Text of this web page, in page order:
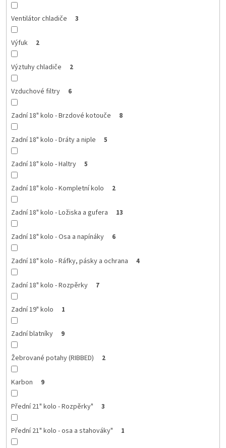
Ventilátor chladiče 3
Výfuk 2
Výztuhy chladiče 2
Vzduchové filtry 6
Zadní 18" kolo - Brzdové kotouče 8
Zadní 18" kolo - Dráty a niple 5
Zadní 18" kolo - Haltry 5
Zadní 18" kolo - Kompletní kolo 2
Zadní 18" kolo - Ložiska a gufera 13
Zadní 18" kolo - Osa a napínáky 6
Zadní 18" kolo - Ráfky, pásky a ochrana 4
Zadní 18" kolo - Rozpěrky 7
Zadní 19" kolo 1
Zadní blatníky 9
Žebrované potahy (RIBBED) 2
Karbon 9
Přední 21" kolo - Rozpěrky" 3
Přední 21" kolo - osa a stahováky" 1